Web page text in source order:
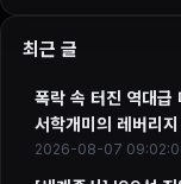
최근 글
폭락 속 터진 역대급
서학개미의 레버리
2026-08-07